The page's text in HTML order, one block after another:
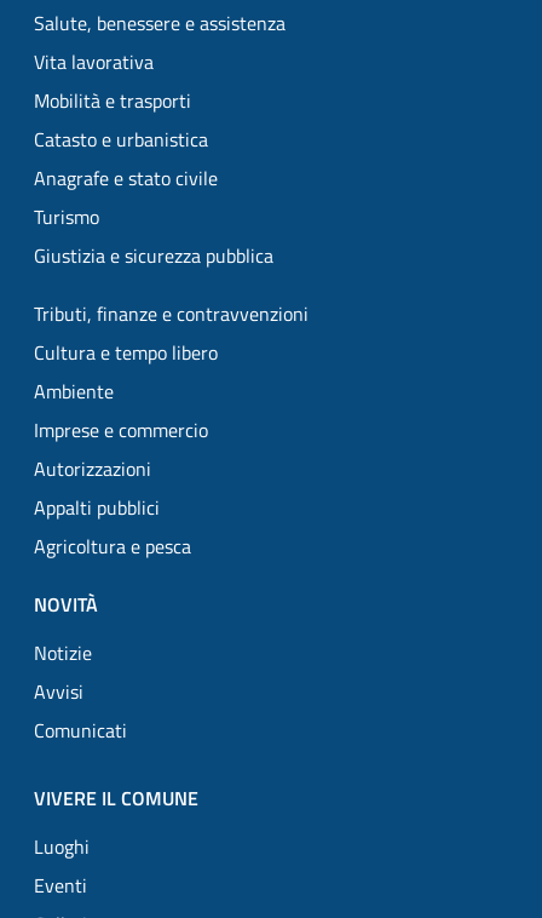
Salute, benessere e assistenza
Vita lavorativa
Mobilità e trasporti
Catasto e urbanistica
Anagrafe e stato civile
Turismo
Giustizia e sicurezza pubblica
Tributi, finanze e contravvenzioni
Cultura e tempo libero
Ambiente
Imprese e commercio
Autorizzazioni
Appalti pubblici
Agricoltura e pesca
NOVITÀ
Notizie
Avvisi
Comunicati
VIVERE IL COMUNE
Luoghi
Eventi